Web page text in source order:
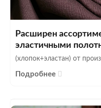
Расширен
эластичными
(хлопок+эластан) от
Подробнее